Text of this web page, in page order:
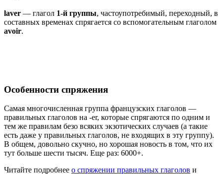
laver — глагол 1-й группы, частоупотребимый, переходный, в
составных временах спрягается со вспомогательным глаголом
avoir.
Особенности спряжения
Самая многочисленная группа французских глаголов —
правильных глаголов на -er, которые спрягаются по одним и
тем же правилам безо всяких экзотических случаев (а такие
есть даже у правильных глаголов, не входящих в эту группу).
В общем, довольно скучно, но хорошая новость в том, что их
тут больше шести тысяч. Еще раз: 6000+.
Читайте подробнее о спряжении правильных глаголов и